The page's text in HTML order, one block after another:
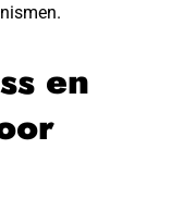
en